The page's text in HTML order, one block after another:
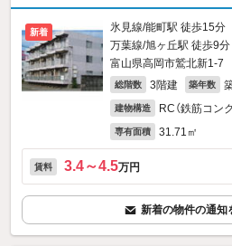
新着
氷見線/能町駅 徒歩15分
万葉線/旭ヶ丘駅 徒歩9分
富山県高岡市鷲北新1‐7
総階数 3階建 築年数
建物構造 RC（鉄筋コン
専有面積 31.71㎡
賃料 3.4～4.5万円
新着の物件の通知